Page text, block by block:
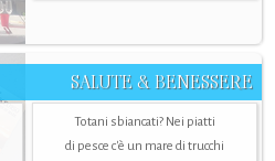
SALUTE & BENESSERE
Totani sbiancati? Nei piatti
di pesce c'è un mare di trucchi